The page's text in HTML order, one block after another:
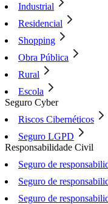
Industrial
Residencial
Shopping
Obra Pública
Rural
Escola
Seguro Cyber
Riscos Cibernéticos
Seguro LGPD
Responsabilidade Civil
Seguro de
Seguro de
Seguro de